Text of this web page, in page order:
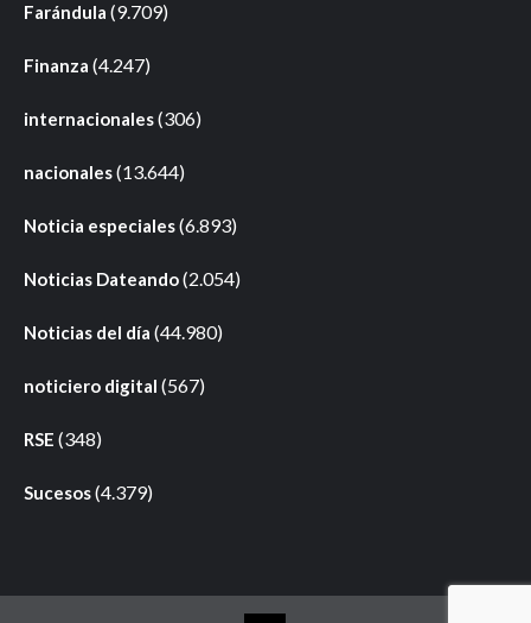
Farándula (9.709)
Finanza (4.247)
internacionales(306)
nacionales(13.644)
Noticia especiales(6.893)
Noticias Dateando(2.054)
Noticias del día (44.980)
noticiero digital (567)
RSE (348)
Sucesos(4.379)